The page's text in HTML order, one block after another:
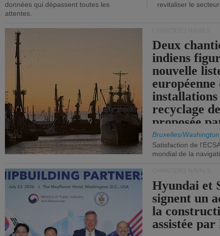
données qui dépassent toutes les
attentes.
revitaliser le secteur
Deux
indiens
nouvelle
européenne
installations
recyclage
proposée
Bruxelles/Washington
Satisfaction de
mondial de la
Hyundai et
signent un
la
assistée